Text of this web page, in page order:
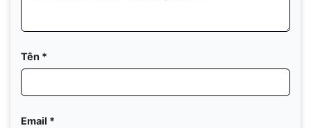
Tên *
Email *